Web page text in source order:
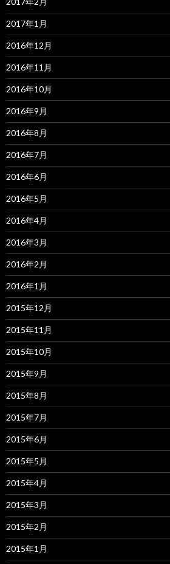
2017年1月
2016年12月
2016年11月
2016年10月
2016年9月
2016年8月
2016年7月
2016年6月
2016年5月
2016年4月
2016年3月
2016年2月
2016年1月
2015年12月
2015年11月
2015年10月
2015年9月
2015年8月
2015年7月
2015年6月
2015年5月
2015年4月
2015年3月
2015年2月
2015年1月